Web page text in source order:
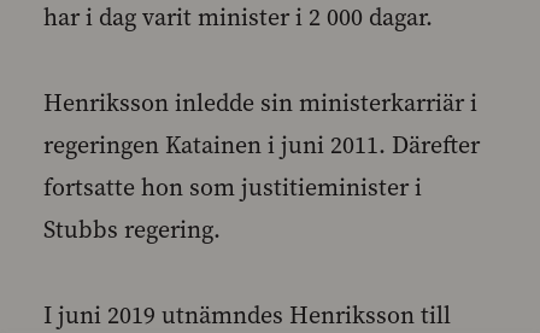
har i dag varit minister i 2 000 dagar.
Henriksson inledde sin ministerkarriär i
regeringen Katainen i juni 2011. Därefter
fortsatte hon som justitieminister i
Stubbs regering.
I juni 2019 utnämndes Henriksson till